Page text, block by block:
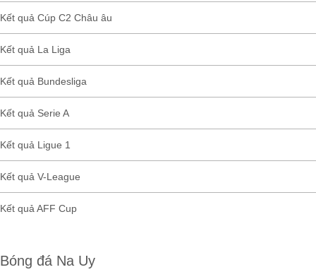
Kết quả Cúp C2 Châu âu
Kết quả La Liga
Kết quả Bundesliga
Kết quả Serie A
Kết quả Ligue 1
Kết quả V-League
Kết quả AFF Cup
Bóng đá Na Uy